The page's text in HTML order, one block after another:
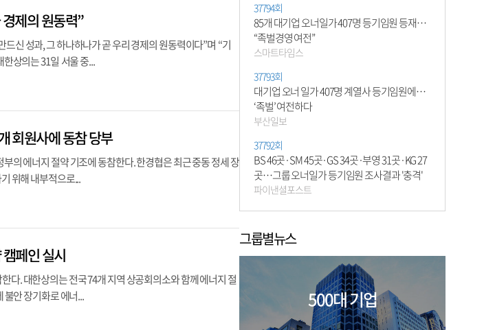
제의 원동력”
신 성과, 그 하나하나가 곧 우리 경제의 원동력이다”며 “기
상의는 31일 서울 중...
회원사에 동참 당부
의 에너지 절약 기조에 동참한다. 한경협은 최근 중동 정세 장
위해 내부적으로...
페인 실시
다. 대한상의는 전국 74개 지역 상공회의소와 함께 에너지 절
불안 장기화로 에너...
37794회
85개 대기업 오너일가 407명 등기임원 등재…
“족벌경영 여전”
스마트타임스
37793회
대기업 오너 일가 407명 계열사 등기임원에…
‘족벌’ 여전하다
부산일보
37792회
BS 46곳·SM 45곳·GS 34곳·부영 31곳·KG 27
곳…그룹 오너일가 등기임원 조사결과 '충격'
파이낸셜포스트
그룹별뉴스
500대 기업